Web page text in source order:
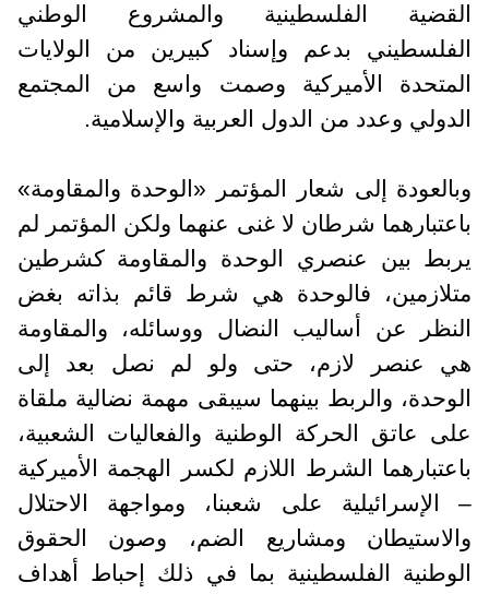
القضية الفلسطينية والمشروع الوطني
الفلسطيني بدعم وإسناد كبيرين من الولايات
المتحدة الأميركية وصمت واسع من المجتمع
الدولي وعدد من الدول العربية والإسلامية.
وبالعودة إلى شعار المؤتمر «الوحدة والمقاومة»
باعتبارهما شرطان لا غنى عنهما ولكن المؤتمر لم
يربط بين عنصري الوحدة والمقاومة كشرطين
متلازمين، فالوحدة هي شرط قائم بذاته بغض
النظر عن أساليب النضال ووسائله، والمقاومة
هي عنصر لازم، حتى ولو لم نصل بعد إلى
الوحدة، والربط بينهما سيبقى مهمة نضالية ملقاة
على عاتق الحركة الوطنية والفعاليات الشعبية،
باعتبارهما الشرط اللازم لكسر الهجمة الأميركية
– الإسرائيلية على شعبنا، ومواجهة الاحتلال
والاستيطان ومشاريع الضم، وصون الحقوق
الوطنية الفلسطينية بما في ذلك إحباط أهداف